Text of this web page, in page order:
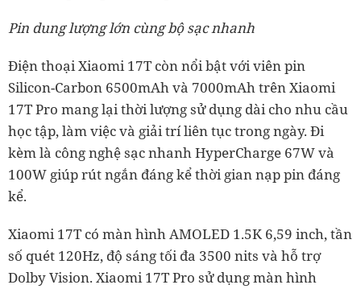
Pin dung lượng lớn cùng bộ sạc nhanh
Điện thoại Xiaomi 17T còn nổi bật với viên pin
Silicon-Carbon 6500mAh và 7000mAh trên Xiaomi
17T Pro mang lại thời lượng sử dụng dài cho nhu cầu
học tập, làm việc và giải trí liên tục trong ngày. Đi
kèm là công nghệ sạc nhanh HyperCharge 67W và
100W giúp rút ngắn đáng kể thời gian nạp pin đáng
kể.
Xiaomi 17T có màn hình AMOLED 1.5K 6,59 inch, tần
số quét 120Hz, độ sáng tối đa 3500 nits và hỗ trợ
Dolby Vision. Xiaomi 17T Pro sử dụng màn hình